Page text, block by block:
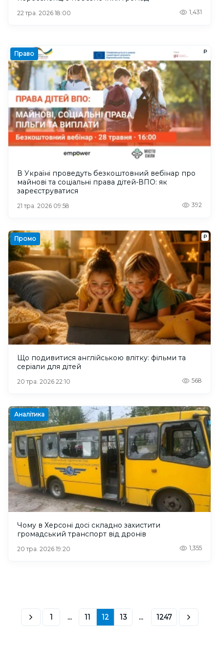
22 тра. 2026 18:00 1,431
Право Р
В Україні проведуть безкоштовний вебінар про
майнові та соціальні права дітей-ВПО: як
зареєструватися
21 тра. 2026 09:58 392
Промо Р
Що подивитися англійською влітку: фільми та
серіали для дітей
20 тра. 2026 22:10 568
Аналітика
Чому в Херсоні досі складно захистити
громадський транспорт від дронів
20 тра. 2026 19:20 1,355
1 ... 11 12 13 ... 1247